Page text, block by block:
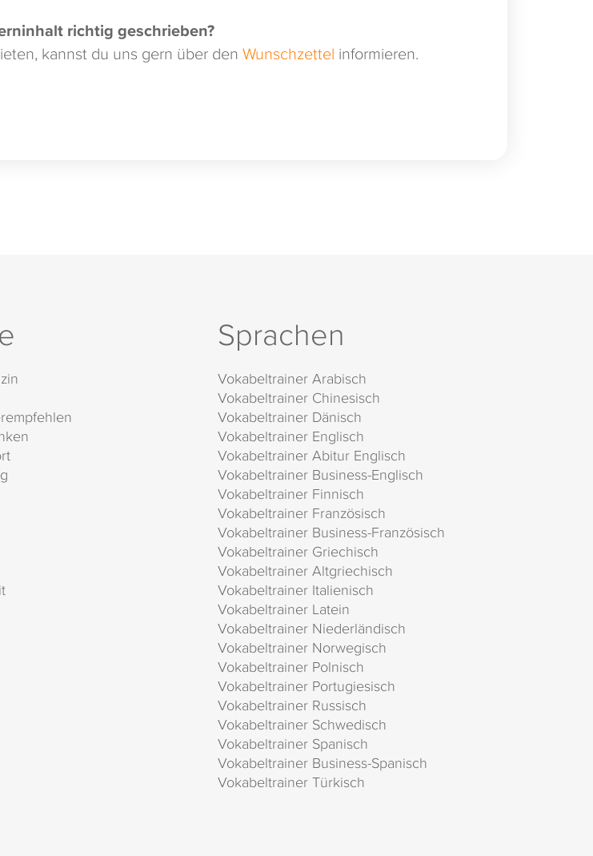
richtig geschrieben?
kannst du uns gern über den Wunschzettel informieren.
Sprachen
Vokabeltrainer Arabisch
Vokabeltrainer Chinesisch
Vokabeltrainer Dänisch
Vokabeltrainer Englisch
Vokabeltrainer Abitur Englisch
Vokabeltrainer Business-Englisch
Vokabeltrainer Finnisch
Vokabeltrainer Französisch
Vokabeltrainer Business-Französisch
Vokabeltrainer Griechisch
Vokabeltrainer Altgriechisch
Vokabeltrainer Italienisch
Vokabeltrainer Latein
Vokabeltrainer Niederländisch
Vokabeltrainer Norwegisch
Vokabeltrainer Polnisch
Vokabeltrainer Portugiesisch
Vokabeltrainer Russisch
Vokabeltrainer Schwedisch
Vokabeltrainer Spanisch
Vokabeltrainer Business-Spanisch
Vokabeltrainer Türkisch